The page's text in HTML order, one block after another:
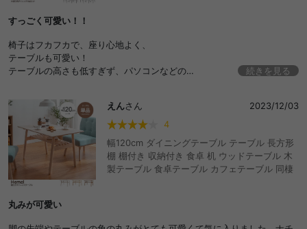
すっごく可愛い！！
椅子はフカフカで、座り心地よく、
テーブルも可愛い！
テーブルの高さも低すぎず、パソコンなどの
テーブルに2箇所少しビニールがはげているところがありましたが、大変
お得なので許容範囲です。
ありがとうございました。
続きを見る
えんさん
2023/12/03
4
幅120cm ダイニングテーブル テーブル 長方形
棚 棚付き 収納付き 食卓 机 ウッドテーブル 木
製テーブル 食卓テーブル カフェテーブル 同棲
丸みが可愛い